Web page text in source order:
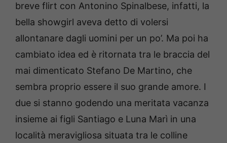
breve flirt con Antonino Spinalbese, infatti, la
bella showgirl aveva detto di volersi
allontanare dagli uomini per un po’. Ma poi ha
cambiato idea ed è ritornata tra le braccia del
mai dimenticato Stefano De Martino, che
sembra proprio essere il suo grande amore. I
due si stanno godendo una meritata vacanza
insieme ai figli Santiago e Luna Marì in una
località meravigliosa situata tra le colline